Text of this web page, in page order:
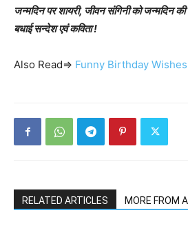
जन्मदिन पर शायरी, जीवन संगिनी को जन्मदिन
बधाई सन्देश एवं कविता !
Also Read⇒ Funny Birthday
RELATED ARTICLES MORE FROM